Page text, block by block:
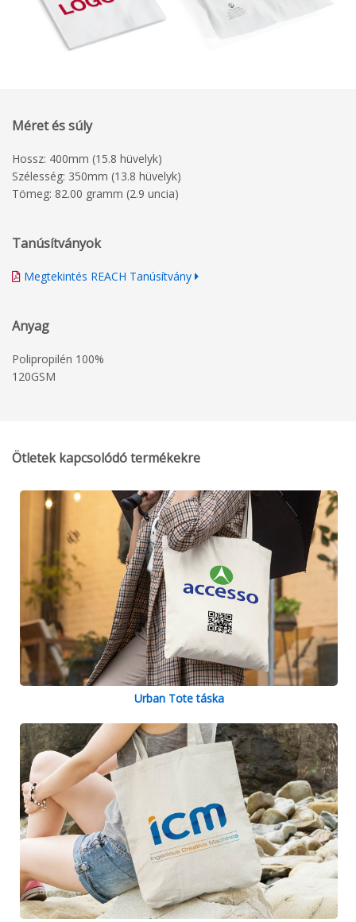
Méret és súly
Hossz: 400mm (15.8 hüvelyk)
Szélesség: 350mm (13.8 hüvelyk)
Tömeg: 82.00 gramm (2.9 uncia)
Tanúsítványok
Megtekintés REACH Tanúsítvány
Anyag
Polipropilén 100%
120GSM
Ötletek kapcsolódó termékekre
Urban Tote táska